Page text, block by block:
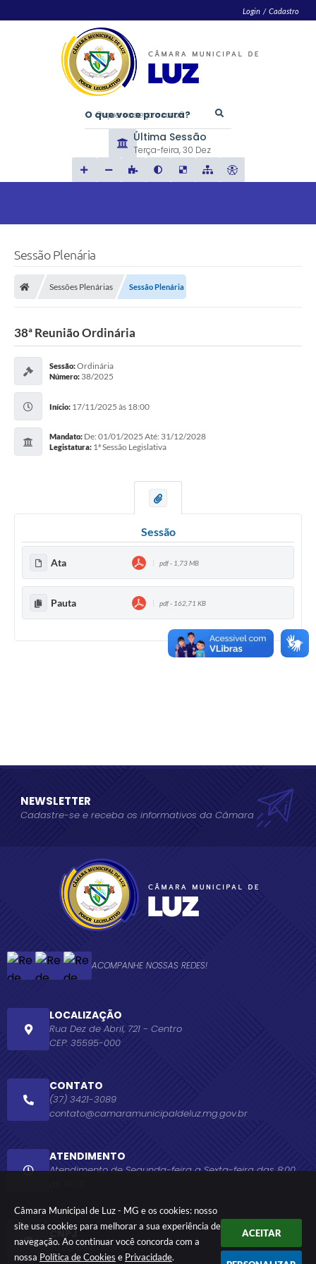
Câmara Municipal de Luz - MG e os cookies: nosso
site usa cookies para melhorar a sua experiência de
navegação. Ao continuar você concorda com a
nossa Política de Cookies e Privacidade.
ACEITAR
Login / Cadastro
O que voce procura?
Última Sessão
Terça-feira 30 Dez
Sessão Plenária
Sessões Plenárias Sessão Plenária
38ª Reunião Ordinária
Sessão:Ordinária
Número: 38/2025
Início: 17/11/2025 às 18:00
Mandato: De: 01/01/2025 Até: 31/12/2028
Legistatura: 1ª Sessão Legislativa
Sessão
Ata pdf - 1,73 MB
Pauta pdf - 162,71 KB
ACOMPANHE NOSSAS REDES!
LOCALIZAÇÃO
Rua Dez de Abril, 721 - Centro
CEP: 35595-000
CONTATO
(37) 3421-3089
contato@camaramunicipaldeluz.mg.gov.br
ATENDIMENTO
Atendimento de Segunda-feira a Sexta-feira das 8:00
CNPJ
20.921.664/0001-09
NEWSLETTER
Cadastre-se e receba os informativos da Câmara